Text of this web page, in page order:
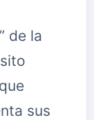
de la
sus